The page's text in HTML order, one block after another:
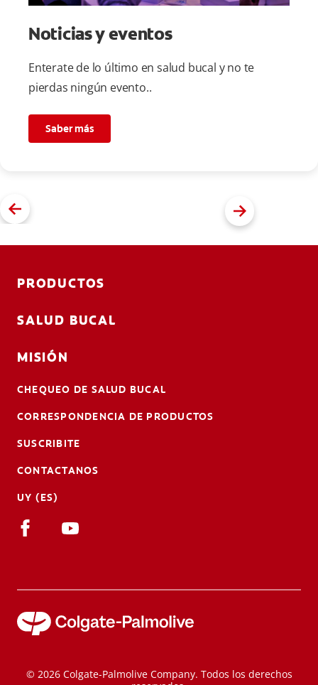
Noticias y eventos
Enterate de lo último en salud bucal y no te
pierdas ningún evento..
Saber más
PRODUCTOS
SALUD BUCAL
MISIÓN
CHEQUEO DE SALUD BUCAL
CORRESPONDENCIA DE PRODUCTOS
SUSCRIBITE
CONTACTANOS
UY (ES)
© 2026 Colgate-Palmolive Company. Todos los derechos